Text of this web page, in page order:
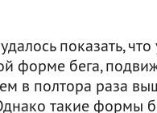
показать, что
форме бега,
в полтора раза
такие формы